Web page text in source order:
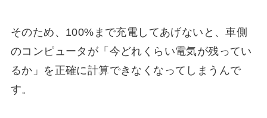
そのため、100%まで充電してあげないと、車側
のコンピュータが「今どれくらい電気が残ってい
るか」を正確に計算できなくなってしまうんで
す。